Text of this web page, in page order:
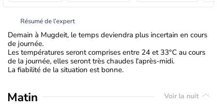
Résumé de l’expert
Demain à Mugdeit, le temps deviendra plus incertain en cours
de journée.
Les températures seront comprises entre 24 et 33°C au cours
de la journée, elles seront très chaudes l'après-midi.
La fiabilité de la situation est bonne.
Matin Voir la nuit